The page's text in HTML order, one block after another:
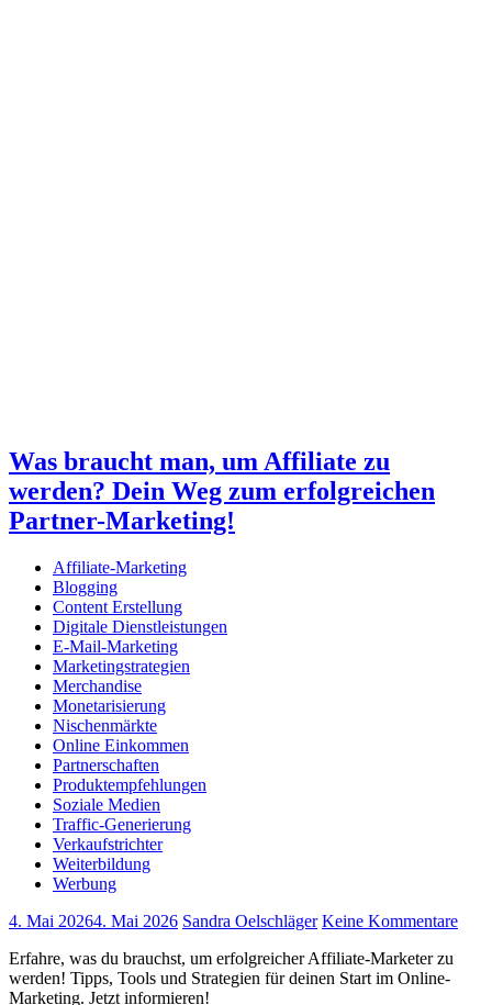
Was braucht man, um Affiliate zu
werden? Dein Weg zum erfolgreichen
Partner-Marketing!
Affiliate-Marketing
Blogging
Content Erstellung
Digitale Dienstleistungen
E-Mail-Marketing
Marketingstrategien
Merchandise
Monetarisierung
Nischenmärkte
Online Einkommen
Partnerschaften
Produktempfehlungen
Soziale Medien
Traffic-Generierung
Verkaufstrichter
Weiterbildung
Werbung
4. Mai 20264. Mai 2026 Sandra Oelschläger Keine Kommentare
Erfahre, was du brauchst, um erfolgreicher Affiliate-Marketer zu
werden! Tipps, Tools und Strategien für deinen Start im Online-
Marketing. Jetzt informieren!